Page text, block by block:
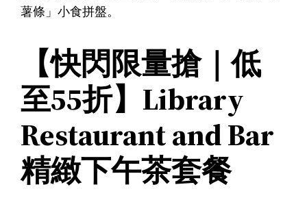
薯條」小食拼盤。
【快閃限量搶｜低
至55折】Library
Restaurant and Bar
精緻下午茶套餐